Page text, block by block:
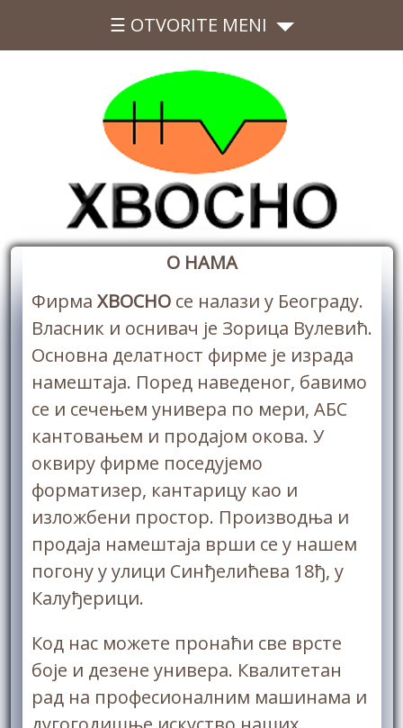
☰ OTVORITE MENI
О НАМА
Фирма ХВОСНОсе налази у Београду.
Власник и оснивач је Зорица Вулевић.
Основна делатност фирме је израда
намештаја. Поред наведеног, бавимо
се и сечењем универа по мери, АБС
кантовањем и продајом окова. У
оквиру фирме поседујемо
форматизер, кантарицу као и
изложбени простор. Производња и
продаја намештаја врши се у нашем
погону у улици Синђелићева 18ђ, у
Калуђерици.
Код нас можете пронаћи све врсте
боје и дезене универа. Квалитетан
рад на професионалним машинама и